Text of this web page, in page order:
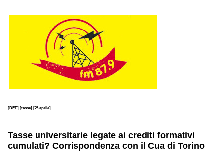
[DEF] [tasse] [25 aprile]
Tasse universitarie legate ai crediti formativi
cumulati? Corrispondenza con il Cua di Torino